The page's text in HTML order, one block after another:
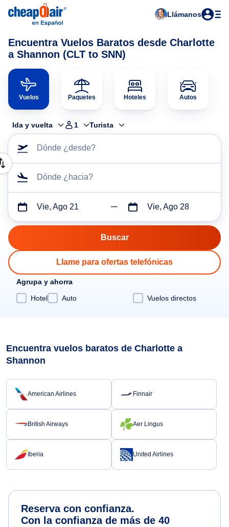
Llámanos
Encuentra Vuelos Baratos desde Charlotte
a Shannon (CLT to SNN)
Vuelos Paquetes Hoteles Autos
Ida y vuelta 1 Turista
Dónde ¿desde?
Dónde ¿hacia?
Vie, Ago 21 Vie, Ago 28
Llame para ofertas telefónicas
Agrupa y ahorra
Hotel
Auto Vuelos directos
Encuentra vuelos baratos de Charlotte a
Shannon
American Airlines Finnair
British Airways Aer Lingus
Iberia United Airlines
Reserva con confianza.
Con la confianza de más de 40